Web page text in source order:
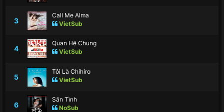
3
Call Me Alma
VietSub
4
Quan Hệ Chung
VietSub
5
Tôi Là Chihiro
VietSub
6
Săn Tình
NoSub